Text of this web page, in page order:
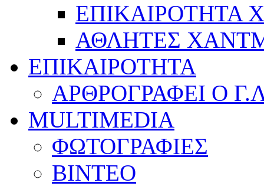
ΕΠΙΚΑΙΡΟΤΗΤΑ
ΑΘΛΗΤΕΣ
ΕΠΙΚΑΙΡΟΤΗΤΑ
ΑΡΘΡΟΓΡΑΦΕΙ Ο
MULTIMEDIA
ΦΩΤΟΓΡΑΦΙΕΣ
ΒΙΝΤΕΟ